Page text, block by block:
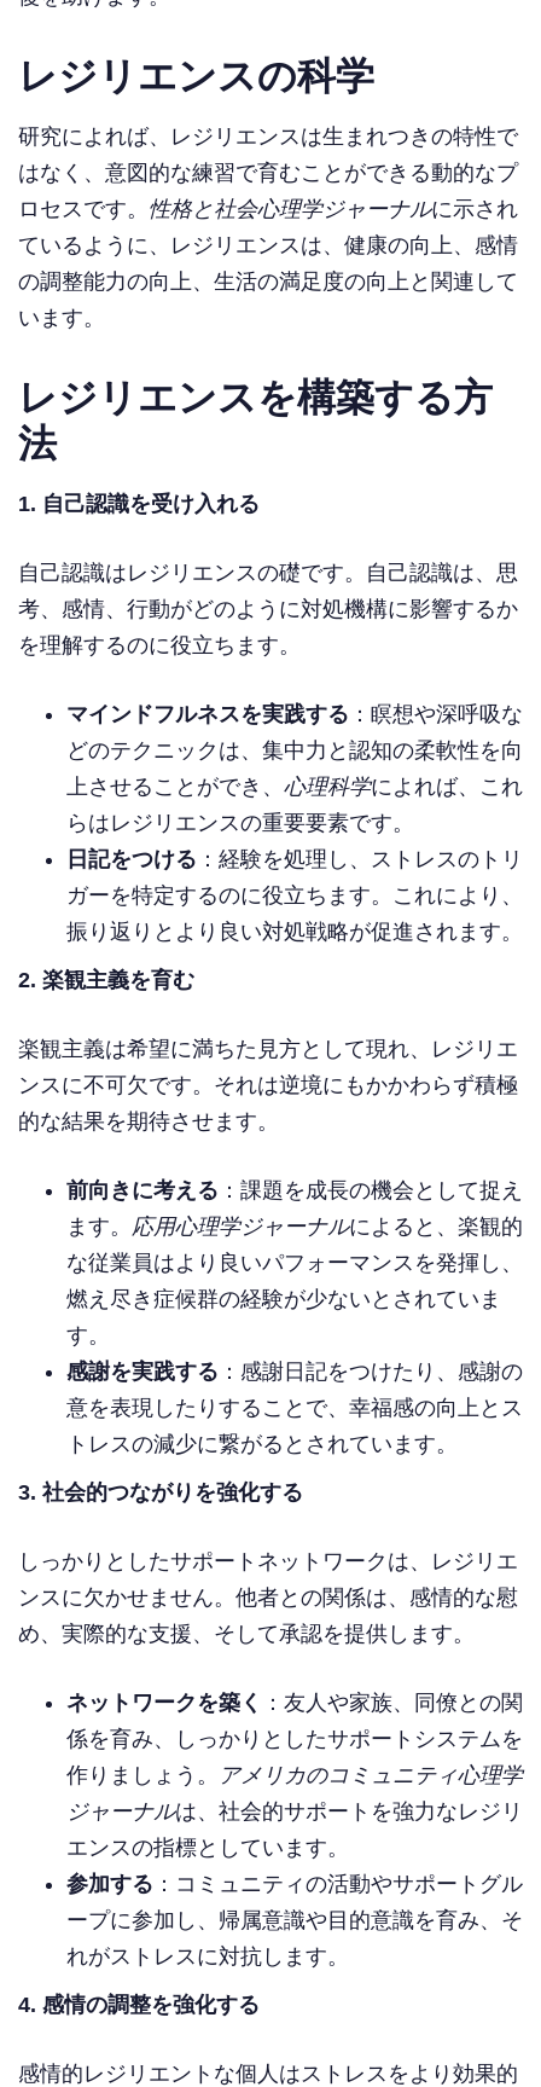
レジリエンスの科学
研究によれば、レジリエンスは生まれつきの特性で
はなく、意図的な練習で育むことができる動的なプ
ロセスです。 性格と社会心理学ジャーナルに示され
ているように、レジリエンスは、健康の向上、感情
の調整能力の向上、生活の満足度の向上と関連して
います。
レジリエンスを構築する方
法
1. 自己認識を受け入れる
自己認識はレジリエンスの礎です。自己認識は、思
考、感情、行動がどのように対処機構に影響するか
を理解するのに役立ちます。
マインドフルネスを実践する ：瞑想や深呼吸な
どのテクニックは、集中力と認知の柔軟性を向
上させることができ、 心理科学によれば、これ
らはレジリエンスの重要要素です。
日記をつける ：経験を処理し、ストレスのトリ
ガーを特定するのに役立ちます。これにより、
振り返りとより良い対処戦略が促進されます。
2. 楽観主義を育む
楽観主義は希望に満ちた見方として現れ、レジリエ
ンスに不可欠です。それは逆境にもかかわらず積極
的な結果を期待させます。
前向きに考える ：課題を成長の機会として捉え
ます。 応用心理学ジャーナルによると、楽観的
な従業員はより良いパフォーマンスを発揮し、
燃え尽き症候群の経験が少ないとされていま
す。
感謝を実践する ：感謝日記をつけたり、感謝の
意を表現したりすることで、幸福感の向上とス
トレスの減少に繋がるとされています。
3. 社会的つながりを強化する
しっかりとしたサポートネットワークは、レジリエ
ンスに欠かせません。他者との関係は、感情的な慰
め、実際的な支援、そして承認を提供します。
ネットワークを築く
：友人や家族、同僚との関
係を育み、しっかりとしたサポートシステムを
作りましょう。
アメリカのコミュニティ心理学
ジャーナルは、社会的サポートを強力なレジリ
エンスの指標としています。
参加する ：コミュニティの活動やサポートグル
ープに参加し、帰属意識や目的意識を育み、そ
れがストレスに対抗します。
4. 感情の調整を強化する
感情的レジリエントな個人はストレスをより効果的